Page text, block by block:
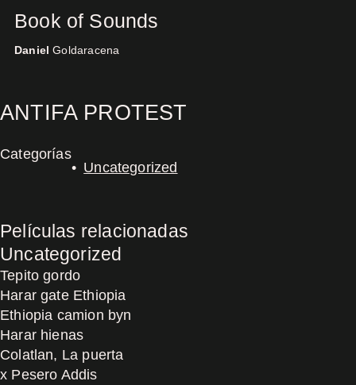
Book of Sounds
Daniel Goldaracena
ANTIFA PROTEST
Categorías
Uncategorized
Películas relacionadas
Uncategorized
Tepito gordo
Harar gate Ethiopia
Ethiopia camion byn
Harar hienas
Colatlan, La puerta
x Pesero Addis